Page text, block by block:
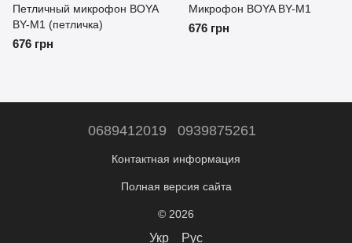
Петличный микрофон BOYA
BY-M1 (петличка)
676 грн
Микрофон BOYA BY-M1
676 грн
0689412019 0939875261
Контактная информация
Полная версия сайта
© 2026
Укр Рус